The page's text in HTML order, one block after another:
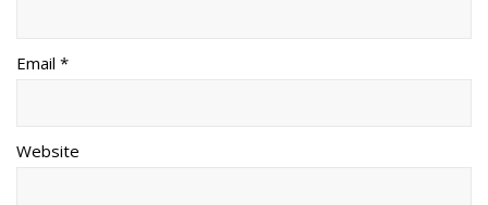
Email *
Website